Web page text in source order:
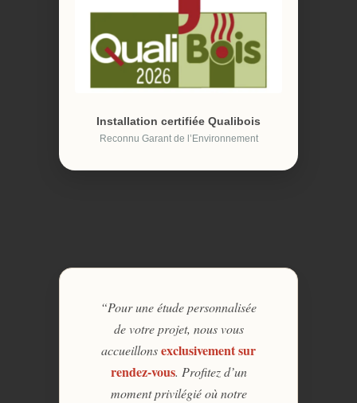
Installation certifiée Qualibois
Reconnu Garant de l’Environnement
“Pour une étude personnalisée
de votre projet, nous vous
accueillonsexclusivement sur
rendez-vous. Profitez d’un
moment privilégié où notre